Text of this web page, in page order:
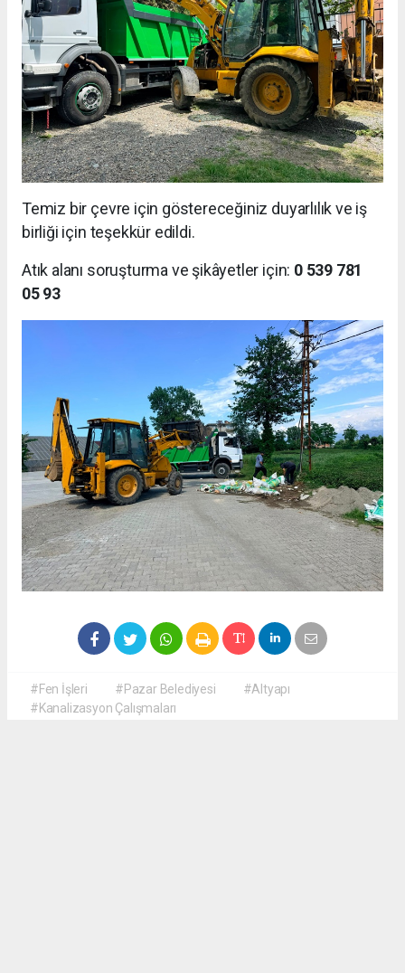
Temiz bir çevre için göstereceğiniz duyarlılık ve iş
birliği için teşekkür edildi.
Atık alanı soruşturma ve şikâyetler için: 0 539 781
05 93
#Fen İşleri #Pazar Belediyesi
#Altyapı
#Kanalizasyon Çalışmaları